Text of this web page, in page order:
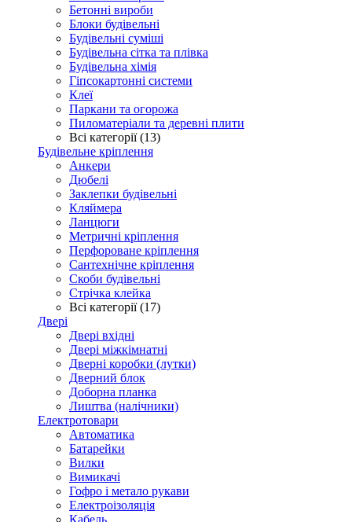
Бетонні вироби
Блоки будівельні
Будівельні суміші
Будівельна сітка та плівка
Будівельна хімія
Гіпсокартонні системи
Клеї
Паркани та огорожа
Пиломатеріали та деревні плити
Всі категорії (13)
Будівельне кріплення
Анкери
Дюбелі
Заклепки будівельні
Кляймера
Ланцюги
Метричні кріплення
Перфороване кріплення
Сантехнічне кріплення
Скоби будівельні
Стрічка клейка
Всі категорії (17)
Двері
Двері вхідні
Двері міжкімнатні
Дверні коробки (лутки)
Дверний блок
Доборна планка
Лиштва (налічники)
Електротовари
Автоматика
Батарейки
Вилки
Вимикачі
Гофро і метало рукави
Електроізоляція
Кабель